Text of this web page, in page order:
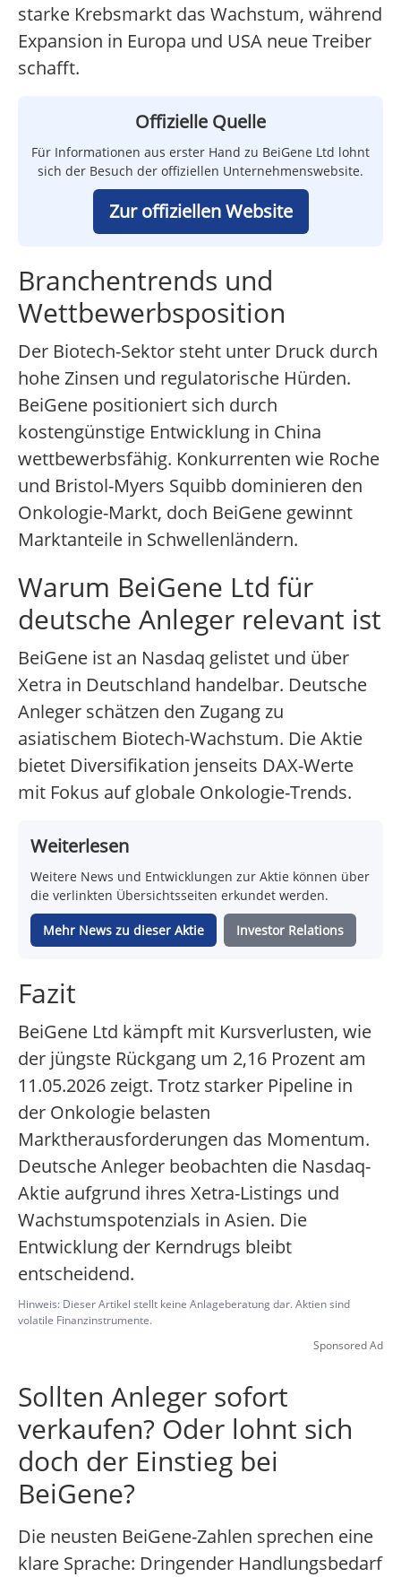
starke Krebsmarkt das Wachstum, während
Expansion in Europa und USA neue Treiber
schafft.
Offizielle Quelle
Für Informationen aus erster Hand zu BeiGene Ltd lohnt
sich der Besuch der offiziellen Unternehmenswebsite.
Zur offiziellen Website
Branchentrends und
Wettbewerbsposition
Der Biotech-Sektor steht unter Druck durch
hohe Zinsen und regulatorische Hürden.
BeiGene positioniert sich durch
kostengünstige Entwicklung in China
wettbewerbsfähig. Konkurrenten wie Roche
und Bristol-Myers Squibb dominieren den
Onkologie-Markt, doch BeiGene gewinnt
Marktanteile in Schwellenländern.
Warum BeiGene Ltd für
deutsche Anleger relevant ist
BeiGene ist an Nasdaq gelistet und über
Xetra in Deutschland handelbar. Deutsche
Anleger schätzen den Zugang zu
asiatischem Biotech-Wachstum. Die Aktie
bietet Diversifikation jenseits DAX-Werte
mit Fokus auf globale Onkologie-Trends.
Weiterlesen
Weitere News und Entwicklungen zur Aktie können über
die verlinkten Übersichtsseiten erkundet werden.
Mehr News zu dieser Aktie Investor Relations
Fazit
BeiGene Ltd kämpft mit Kursverlusten, wie
der jüngste Rückgang um 2,16 Prozent am
11.05.2026 zeigt. Trotz starker Pipeline in
der Onkologie belasten
Marktherausforderungen das Momentum.
Deutsche Anleger beobachten die Nasdaq-
Aktie aufgrund ihres Xetra-Listings und
Wachstumspotenzials in Asien. Die
Entwicklung der Kerndrugs bleibt
entscheidend.
Hinweis: Dieser Artikel stellt keine Anlageberatung dar. Aktien sind
volatile Finanzinstrumente.
Sponsored Ad
Sollten Anleger sofort
verkaufen? Oder lohnt sich
doch der Einstieg bei
BeiGene?
Die neusten BeiGene-Zahlen sprechen eine
klare Sprache: Dringender Handlungsbedarf